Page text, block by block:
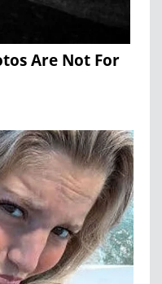
Are Not For